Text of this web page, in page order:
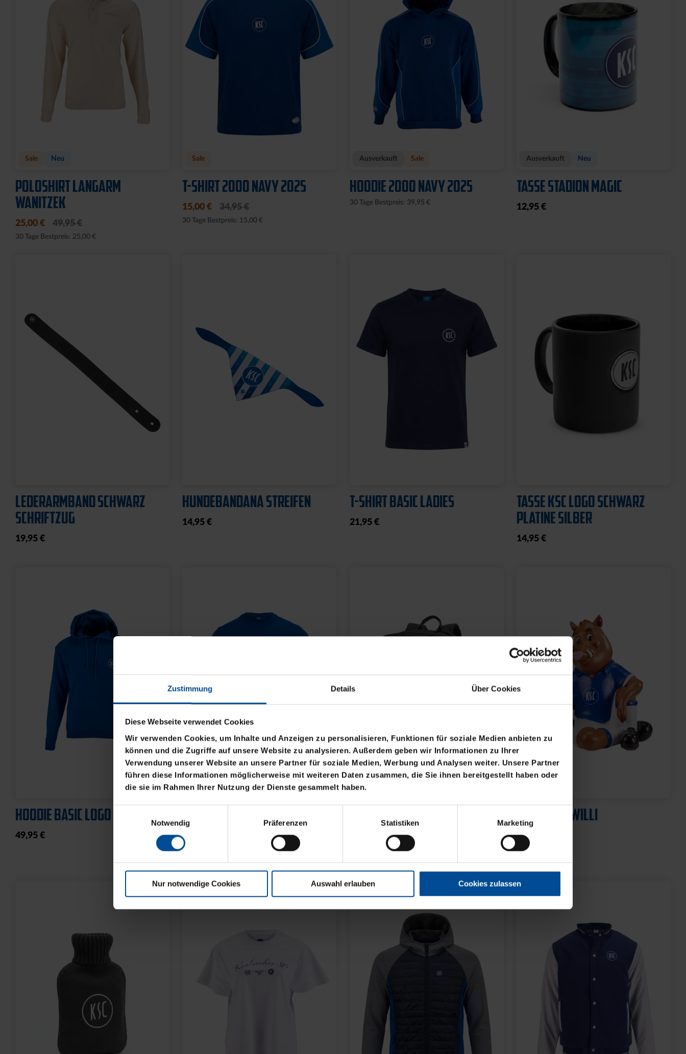
Zustimmung Details Über Cookies
Diese Webseite verwendet Cookies
Wir verwenden Cookies, um Inhalte und Anzeigen zu personalisieren, Funktionen für soziale Medien anbieten zu
können und die Zugriffe auf unsere Website zu analysieren. Außerdem geben wir Informationen zu Ihrer
Verwendung unserer Website an unsere Partner für soziale Medien, Werbung und Analysen weiter. Unsere Partner
führen diese Informationen möglicherweise mit weiteren Daten zusammen, die Sie ihnen bereitgestellt haben oder
die sie im Rahmen Ihrer Nutzung der Dienste gesammelt haben.
Notwendig
Präferenzen Statistiken Marketing
Nur notwendige Cookies Auswahl erlauben Cookies zulassen
Sale Neu
POLOSHIRT LANGARM
WANITZEK
25,00 € 49,95 €
30 Tage Bestpreis: 25,00 €
Sale
T-SHIRT 2000 NAVY 2025
15,00 € 34,95 €
30 Tage Bestpreis: 15,00 €
Ausverkauft Sale
HOODIE 2000 NAVY 2025
30 Tage Bestpreis: 39,95 €
Ausverkauft Neu
TASSE STADION MAGIC
12,95 €
LEDERARMBAND SCHWARZ
SCHRIFTZUG
19,95 €
HUNDEBANDANA STREIFEN
14,95 €
T-SHIRT BASIC LADIES
21,95 €
TASSE KSC LOGO SCHWARZ
PLATINE SILBER
14,95 €
HOODIE BASIC LOGO KLEIN
49,95 €
T-SHIRT BASIC LOGO KLEIN
21,95 €
Neu
RUCKSACK ONEMATE
BACKPACK PRO2 SCHWARZ
SPARDOSE WILLI
19,95 €